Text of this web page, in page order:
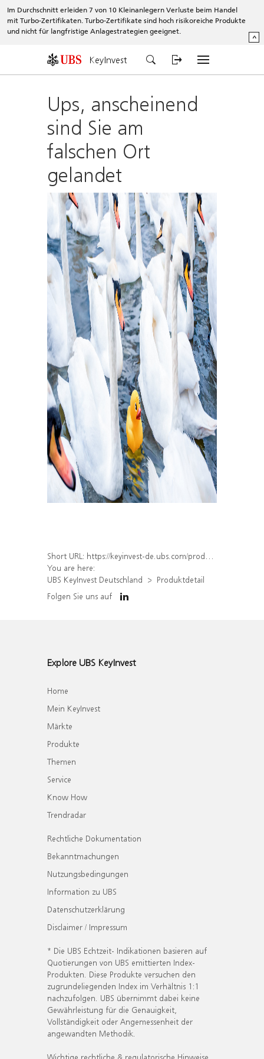
Im Durchschnitt erleiden 7 von 10 Kleinanlegern Verluste beim Handel
mit Turbo-Zertifikaten. Turbo-Zertifikate sind hoch risikoreiche Produkte
und nicht für langfristige Anlagestrategien geeignet.
^
KeyInvest
Ups, anscheinend
sind Sie am
falschen Ort
gelandet
Short URL: https://keyinvest-de.ubs.com/produkt/detail/index/isin/DE000WA7CF03
You are here:
UBS KeyInvest Deutschland
Produktdetail
Folgen Sie uns auf
Explore UBS KeyInvest
Home
Mein KeyInvest
Märkte
Produkte
Themen
Service
Know How
Trendradar
Rechtliche Dokumentation
Bekanntmachungen
Nutzungsbedingungen
Information zu UBS
Datenschutzerklärung
Disclaimer / Impressum
* Die UBS Echtzeit- Indikationen basieren auf
Quotierungen von UBS emittierten Index-
Produkten. Diese Produkte versuchen den
zugrundeliegenden Index im Verhältnis 1:1
nachzufolgen. UBS übernimmt dabei keine
Gewährleistung für die Genauigkeit,
Vollständigkeit oder Angemessenheit der
angewandten Methodik.